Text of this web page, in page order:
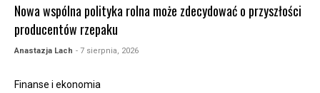
Nowa wspólna polityka rolna może zdecydować o przyszłości
producentów rzepaku
Anastazja Lach - 7 sierpnia, 2026
Finanse i ekonomia